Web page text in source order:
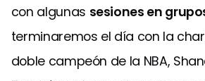
con algunas sesiones en
terminaremos el día con la
doble campeón de la NBA,